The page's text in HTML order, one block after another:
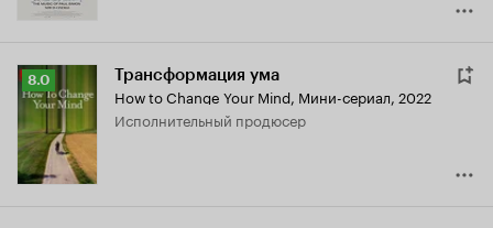
Рейтинг
Кинопоиска
8.0
8.0 Трансформация ума
How to Change Your Mind, Мини-сериал, 2022
исполнительный продюсер